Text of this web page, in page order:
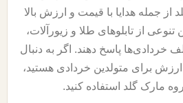
جمله هدایا با قیمت و ارزش بالا
از تابلوهای طلا و زیورآلات،
خردادی‌ها پاسخ دهند. اگر به دنبال
برای متولدین خردادی هستید،
مارک گلد استفاده کنید.